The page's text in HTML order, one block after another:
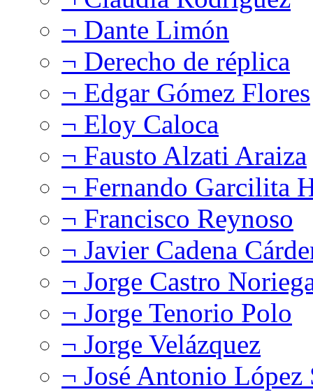
¬ Dante Limón
¬ Derecho de réplica
¬ Edgar Gómez Flores
¬ Eloy Caloca
¬ Fausto Alzati Araiza
¬ Fernando Garcilita
¬ Francisco Reynoso
¬ Javier Cadena
¬ Jorge Castro
¬ Jorge Tenorio Polo
¬ Jorge Velázquez
¬ José Antonio López